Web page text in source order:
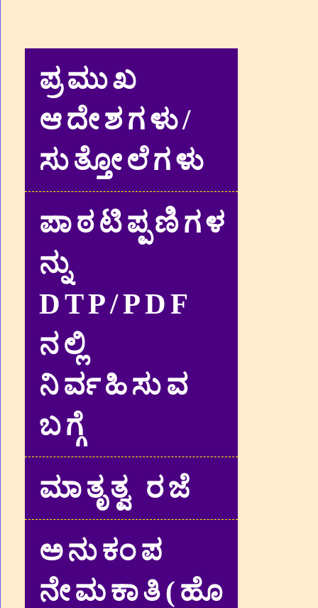
ಪ್ರಮುಖ
ಆದೇಶಗಳು/
ಸುತ್ತೋಲೆಗಳು
ಪಾಠಟಿಪ್ಪಣಿಗಳ
ನ್ನು
DTP/PDF
ನಲ್ಲಿ
ನಿರ್ವಹಿಸುವ
ಬಗ್ಗೆ
ಮಾತೃತ್ವ ರಜೆ
ಅನುಕಂಪ
ನೇಮಕಾತಿ(ಹೊ